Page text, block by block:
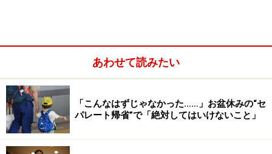
るなら、何の問題もありません。2人の価値観が一緒で
あれば、どちらかに不満が出ることもないでしょう。
あわせて読みたい
「こんなはずじゃなかった……」お盆休みの“セ
パレート帰省”で「絶対してはいけないこと」